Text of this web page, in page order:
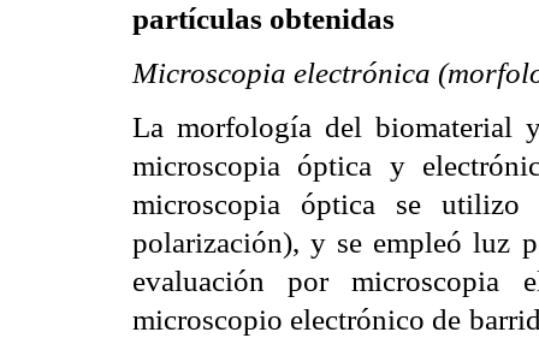
partículas obtenidas
Microscopia electrónica
La morfología del biomaterial
microscopia óptica y
microscopia óptica se utilizo
polarización), y se empleó luz
evaluación por microscopia
microscopio electrónico de